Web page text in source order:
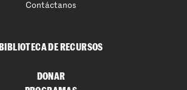
Contáctanos
BIBLIOTECA DE RECURSOS
DONAR